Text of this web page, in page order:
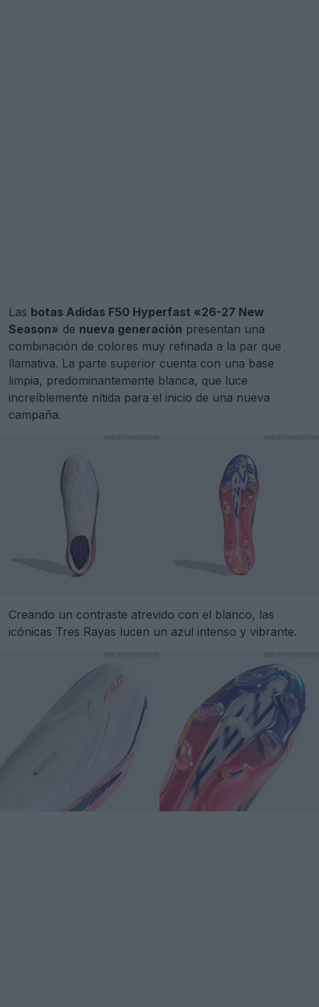
Las botas Adidas F50 Hyperfast «26-27 New
Season» de nueva generación presentan una
combinación de colores muy refinada a la par que
llamativa. La parte superior cuenta con una base
limpia, predominantemente blanca, que luce
increíblemente nítida para el inicio de una nueva
campaña.
Creando un contraste atrevido con el blanco, las
icónicas Tres Rayas lucen un azul intenso y vibrante.